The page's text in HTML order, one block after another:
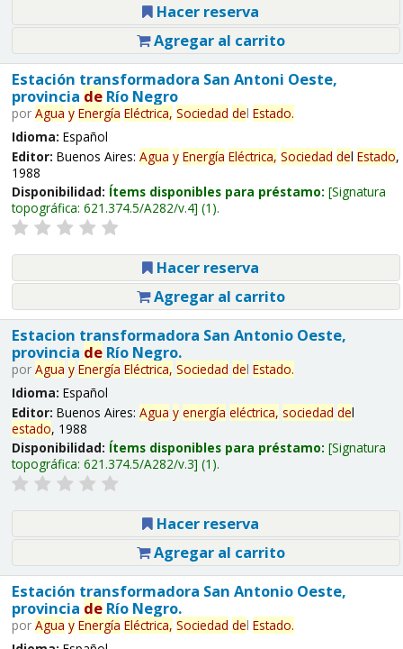
Hacer reserva
Agregar al carrito
Estación transformadora San Antoni Oeste,
provincia deRío Negro
por Agua y Energía Eléctrica, Sociedad del Estado.
Idioma: Español
Editor: Buenos Aires: Agua y Energía Eléctrica, Sociedad del Estado,
1988
Disponibilidad: Ítems disponibles para préstamo: Signatura
topográfica: 621.374.5/A282/v.4 (1).
Hacer reserva
Agregar al carrito
Estacion transformadora San Antonio Oeste,
provincia deRío Negro.
por Agua y Energía Eléctrica, Sociedad del Estado.
Idioma: Español
Editor: Buenos Aires: Agua y energía eléctrica, sociedad del
estado, 1988
Disponibilidad: Ítems disponibles para préstamo: Signatura
topográfica: 621.374.5/A282/v.3 (1).
Hacer reserva
Agregar al carrito
Estación transformadora San Antonio Oeste,
provincia deRío Negro.
por Agua y Energía Eléctrica, Sociedad del Estado.